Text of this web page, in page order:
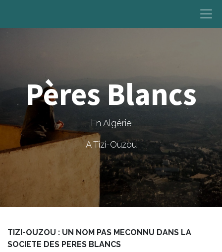
Pères Blancs
En Algérie
A Tizi-Ouzou
TIZI-OUZOU : UN NOM PAS MECONNU DANS LA
SOCIETE DES PERES BLANCS